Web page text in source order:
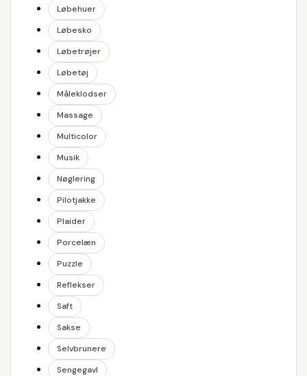
Løbehuer
Løbesko
Løbetrøjer
Løbetøj
Måleklodser
Massage
Multicolor
Musik
Nøglering
Pilotjakke
Plaider
Porcelæn
Puzzle
Reflekser
Saft
Sakse
Selvbrunere
Sengegavl